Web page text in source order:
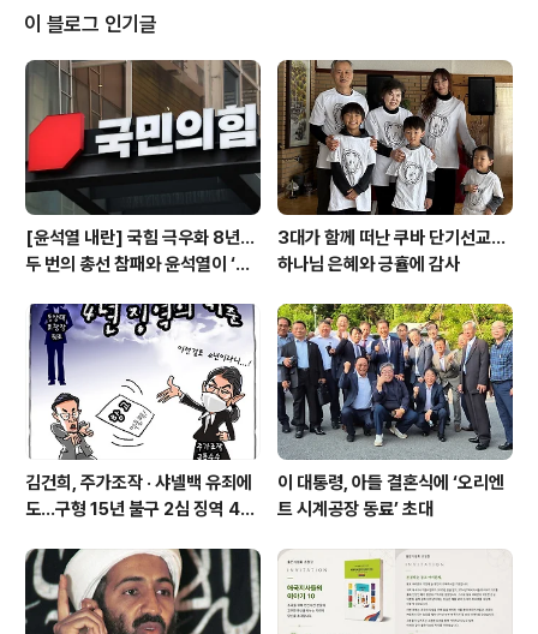
케이팅 남자 500m 경기 10조에서 마래크 카니아(폴란드)
와 함께 뛰었고, 34초39로 들어와 2위를 차지했다. 평창
올림픽에서 은메달(34초42)을 따냈던 차민규는 두 대회
연속 2위 입상의 값진 성과를 냈다. 이날 1위는 올림픽 기
록을 세운 중국의 가오팅위(34초32), 3위는 일본의 모리
시게 와타루(34초49..
이 블로그 인기글
[윤석열 내란] 국힘 극우화 8년…
두 번의 총선 참패와 윤석열이 ‘폭
3대가 함께 떠난 쿠바 단기선교...
하나님 은혜와 긍휼에 감사
김건희, 주가조작 · 샤넬백 유죄에
도…구형 15년 불구 2심 징역 4년
이 대통령, 아들 결혼식에 ‘오리엔
트 시계공장 동료’ 초대